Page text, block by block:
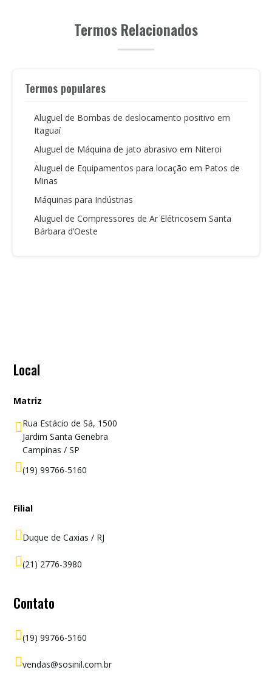
Termos Relacionados
Termos populares
Aluguel de Bombas de deslocamento positivo em
Itaguaí
Aluguel de Máquina de jato abrasivo em Niteroi
Aluguel de Equipamentos para locação em Patos de
Minas
Máquinas para Indústrias
Aluguel de Compressores de Ar Elétricosem Santa
Bárbara d’Oeste
Local
Matriz
Rua Estácio de Sá, 1500
Jardim Santa Genebra
Campinas / SP
(19) 99766-5160
Filial
Duque de Caxias / RJ
(21) 2776-3980
Contato
(19) 99766-5160
vendas@sosinil.com.br